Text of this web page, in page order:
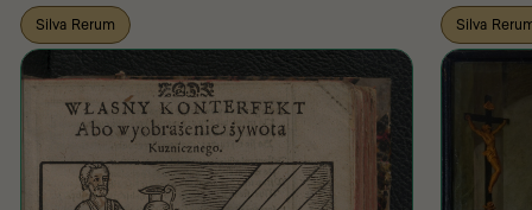
Silva Rerum Silva